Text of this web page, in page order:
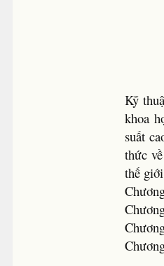
Kỹ
khoa
suất
thức
thế